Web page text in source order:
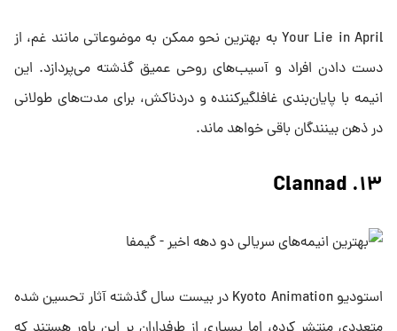
Your Lie in April به بهترین نحو ممکن به موضوعاتی مانند غم، از
دست دادن افراد و آسیب‌های روحی عمیق گذشته می‌پردازد. این
انیمه با پایان‌بندی غافلگیرکننده و دردناکش، برای مدت‌های طولانی
در ذهن بینندگان باقی خواهد ماند.
۱۳. Clannad
استودیو Kyoto Animation در بیست سال گذشته آثار تحسین شده